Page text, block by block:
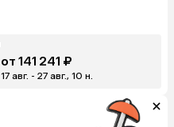
от 141 241 ₽
17 авг. - 27 авг., 10 н.